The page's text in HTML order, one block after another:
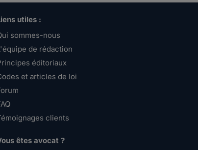
utiles :
sommes-nous
de rédaction
éditoriaux
et articles de loi
clients
êtes avocat ?